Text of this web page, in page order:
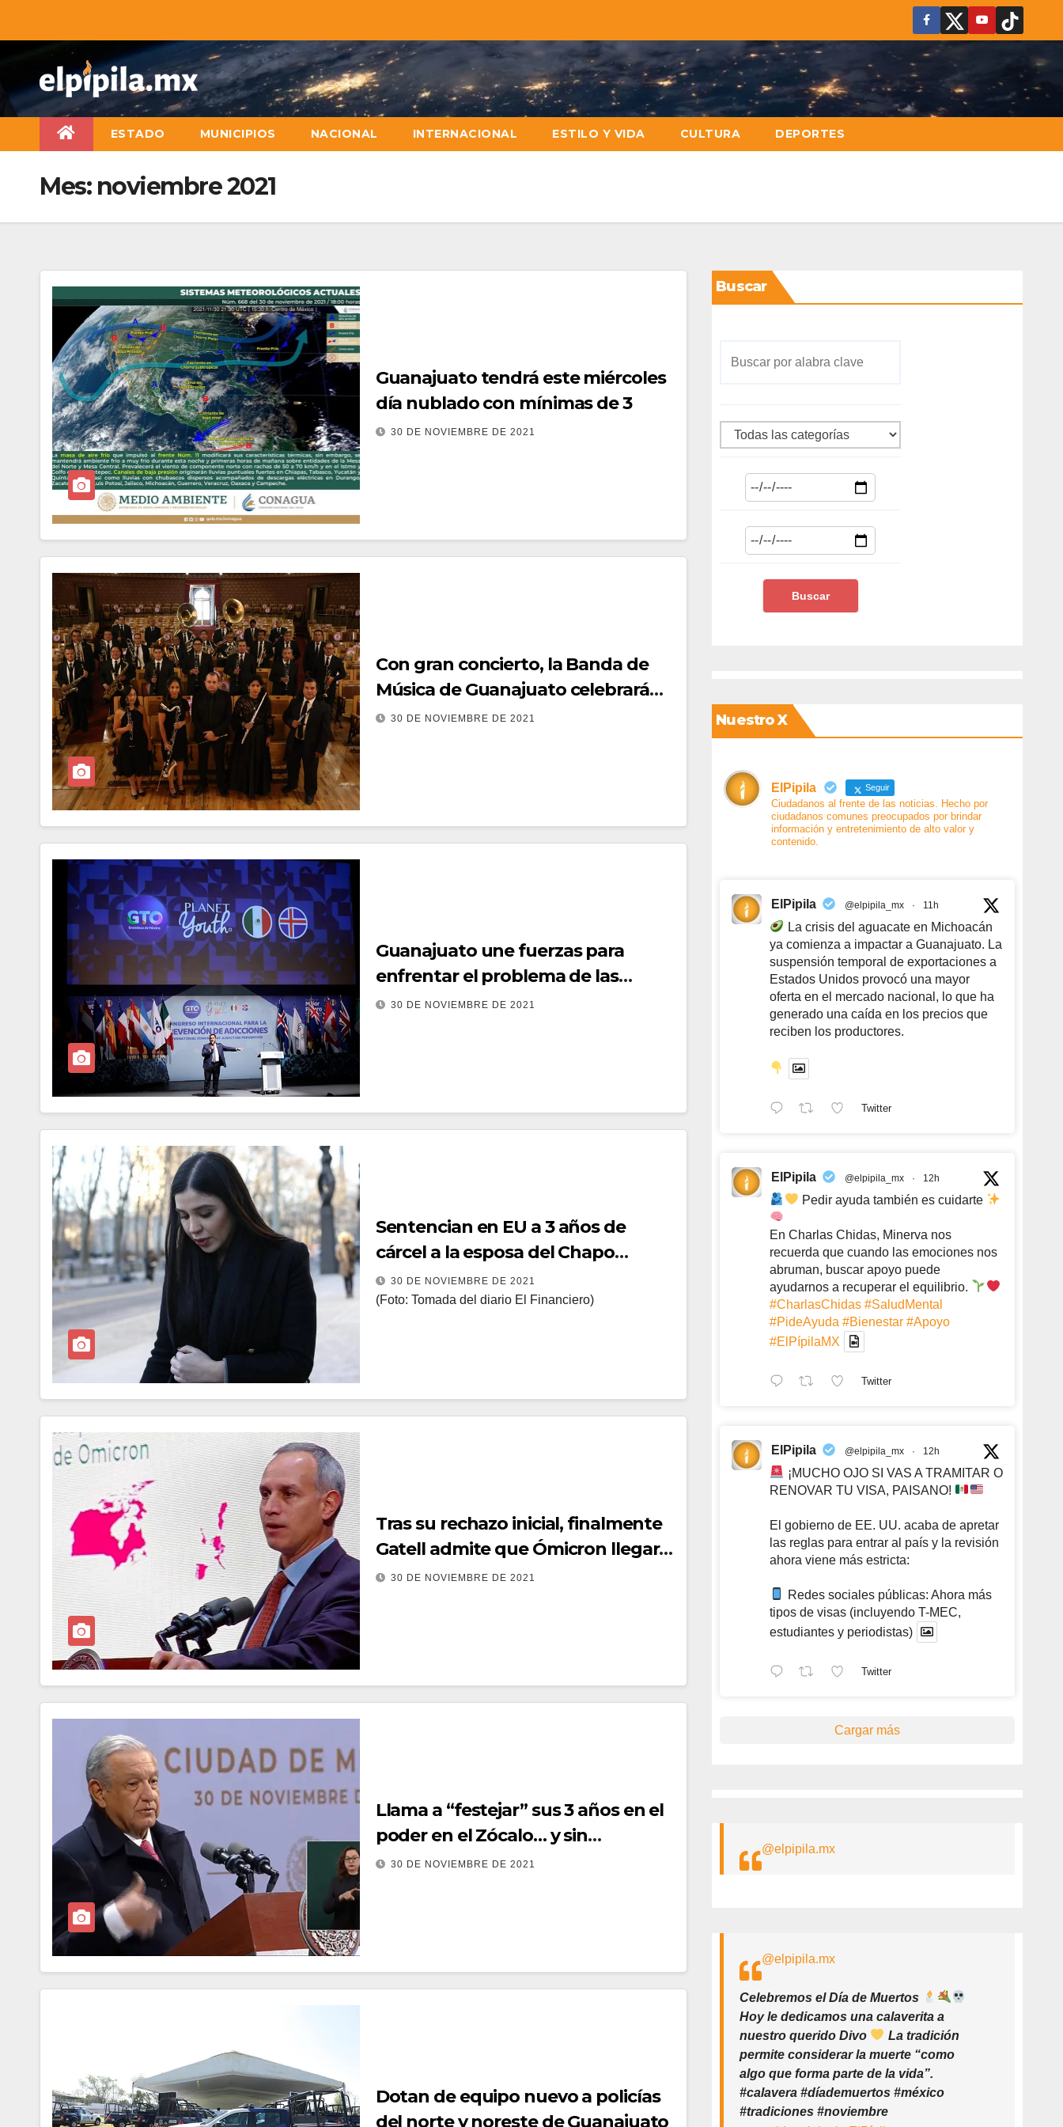
ESTADO MUNICIPIOS NACIONAL INTERNACIONAL ESTILO Y VIDA CULTURA DEPORTES
Mes: noviembre 2021
Guanajuato tendrá este miércoles
día nublado con mínimas de 3
30 DE NOVIEMBRE DE 2021
Con gran concierto, la Banda de
Música de Guanajuato celebrará
166 años
30 DE NOVIEMBRE DE 2021
Guanajuato une fuerzas para
enfrentar el problema de las
adicciones
30 DE NOVIEMBRE DE 2021
Sentencian en EU a 3 años de
cárcel a la esposa del Chapo
Guzmán
30 DE NOVIEMBRE DE 2021
(Foto: Tomada del diario El Financiero)
Tras su rechazo inicial, finalmente
Gatell admite que Ómicron llegará
a México
30 DE NOVIEMBRE DE 2021
Llama a “festejar” sus 3 años en el
poder en el Zócalo… y sin
cubrebocas
30 DE NOVIEMBRE DE 2021
Dotan de equipo nuevo a policías
del norte y noreste de Guanajuato
Buscar
Nuestro X
ElPipila Seguir
Ciudadanos al frente de las noticias. Hecho por
ciudadanos comunes preocupados por brindar
información y entretenimiento de alto valor y
contenido.
ElPipila @elpipila_mx · 11h
La crisis del aguacate en Michoacán
ya comienza a impactar a Guanajuato. La
suspensión temporal de exportaciones a
Estados Unidos provocó una mayor
oferta en el mercado nacional, lo que ha
generado una caída en los precios que
reciben los productores.
Twitter
ElPipila @elpipila_mx · 12h
Pedir ayuda también es cuidarte
En Charlas Chidas, Minerva nos
recuerda que cuando las emociones nos
abruman, buscar apoyo puede
ayudarnos a recuperar el equilibrio.
#CharlasChidas #SaludMental
#PideAyuda #Bienestar #Apoyo
#ElPípilaMX
Twitter
ElPipila @elpipila_mx · 12h
¡MUCHO OJO SI VAS A TRAMITAR O
RENOVAR TU VISA, PAISANO!
El gobierno de EE. UU. acaba de apretar
las reglas para entrar al país y la revisión
ahora viene más estricta:
Redes sociales públicas: Ahora más
tipos de visas (incluyendo T-MEC,
estudiantes y periodistas)
Twitter
Cargar más
@elpipila.mx
@elpipila.mx
Celebremos el Día de Muertos
Hoy le dedicamos una calaverita a
nuestro querido Divo
La tradición
permite considerar la muerte “como
algo que forma parte de la vida”.
#calavera #díademuertos #méxico
#tradiciones #noviembre